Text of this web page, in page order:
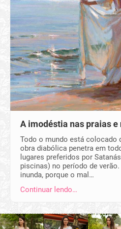
A imodéstia nas praias e
Todo o mundo está colocado
obra diabólica penetra em
lugares preferidos por
piscinas) no período de
inunda, porque o mal…
Continuar lendo…